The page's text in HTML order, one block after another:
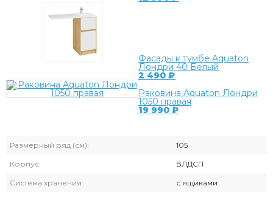
Фасады к тумбе Aquaton
Лондри 40 Белый
2 490 ₽
Раковина Aquaton Лондри
1050 правая
19 990 ₽
Размерный ряд (см): 105
Корпус: ВЛДСП
Система хранения: с ящиками